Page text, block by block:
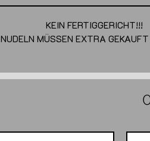
KEIN FERTIGGERICHT!!!
NUDELN MÜSSEN EXTRA